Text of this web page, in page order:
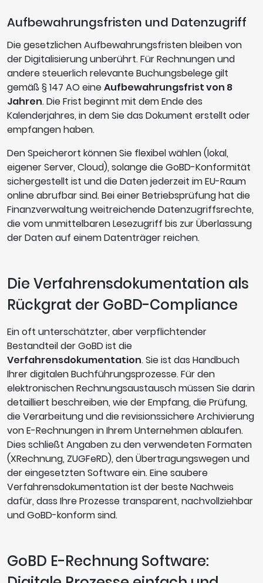
Aufbewahrungsfristen und Datenzugriff
Die gesetzlichen Aufbewahrungsfristen bleiben von
der Digitalisierung unberührt. Für Rechnungen und
andere steuerlich relevante Buchungsbelege gilt
gemäß § 147 AO eineAufbewahrungsfrist von 8
Jahren. Die Frist beginnt mit dem Ende des
Kalenderjahres, in dem Sie das Dokument erstellt oder
empfangen haben.
Den Speicherort können Sie flexibel wählen (lokal,
eigener Server, Cloud), solange die GoBD-Konformität
sichergestellt ist und die Daten jederzeit im EU-Raum
online abrufbar sind. Bei einer Betriebsprüfung hat die
Finanzverwaltung weitreichende Datenzugriffsrechte,
die vom unmittelbaren Lesezugriff bis zur Überlassung
der Daten auf einem Datenträger reichen.
Die Verfahrensdokumentation als
Rückgrat der GoBD-Compliance
Ein oft unterschätzter, aber verpflichtender
Bestandteil der GoBD ist die
Verfahrensdokumentation. Sie ist das Handbuch
Ihrer digitalen Buchführungsprozesse. Für den
elektronischen Rechnungsaustausch müssen Sie darin
detailliert beschreiben, wie der Empfang, die Prüfung,
die Verarbeitung und die revisionssichere Archivierung
von E-Rechnungen in Ihrem Unternehmen ablaufen.
Dies schließt Angaben zu den verwendeten Formaten
(XRechnung, ZUGFeRD), den Übertragungswegen und
der eingesetzten Software ein. Eine saubere
Verfahrensdokumentation ist der beste Nachweis
dafür, dass Ihre Prozesse transparent, nachvollziehbar
und GoBD-konform sind.
GoBD E-Rechnung Software: